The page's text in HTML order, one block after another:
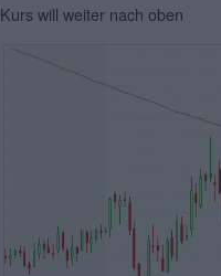
Kurs will weiter nach oben